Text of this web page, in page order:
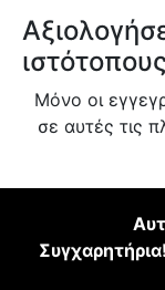
ιστότοπους
Μόνο οι
σε αυτές τις
Συγχαρητήρια!